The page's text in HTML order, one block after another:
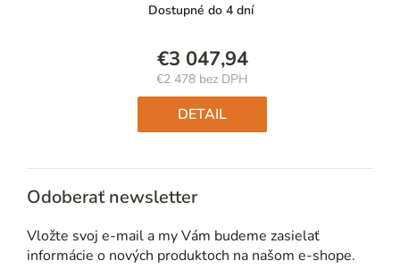
Dostupné do 4 dní
€3 047,94
€2 478 bez DPH
Jednotková
cena:
DETAIL
Odoberať newsletter
Vložte svoj e-mail a my Vám budeme zasielať
informácie o nových produktoch na našom e-shope.